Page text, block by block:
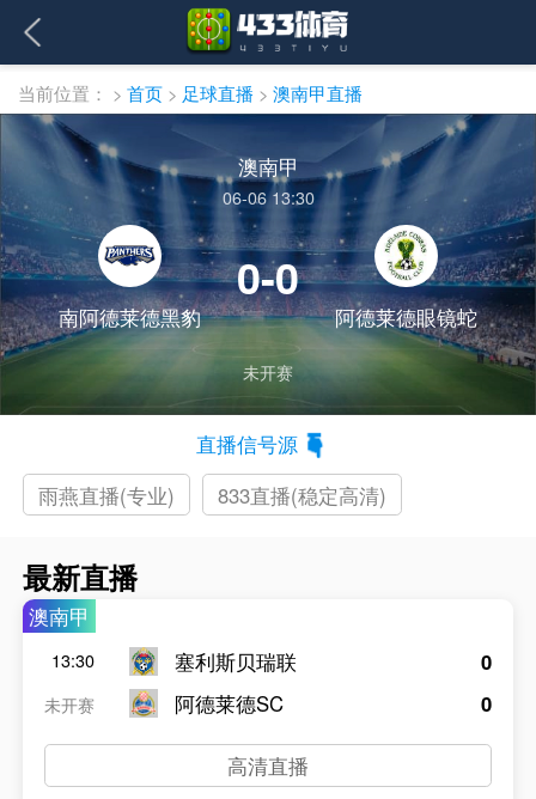
当前位置： > 首页 > 足球直播 > 澳南甲直播
澳南甲
06-06 13:30
南阿德莱德黑豹
0-0
阿德莱德眼镜蛇
未开赛
直播信号源
雨燕直播(专业)
833直播(稳定高清)
最新直播
澳南甲
13:30
未开赛
塞利斯贝瑞联
阿德莱德SC
0
0
高清直播